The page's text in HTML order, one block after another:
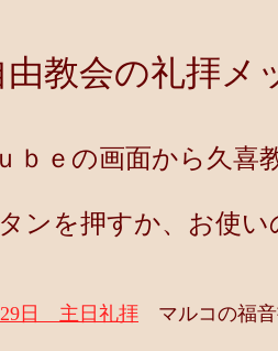
会の礼拝メ
画面から久喜教会
か、お使いのブ
29日 主日礼拝 マルコの福音